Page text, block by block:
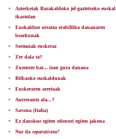
Azterketak Barakaldoko jel-gaztetxeko euskal
ikastolan
Euskaldun orratza erabilliko dauanaren
bearkunak
Sermoiak euskeraz
Zer dala ta?
Zuzentze bat... izan gura dauana
Bilbaoko euskaldunak
Euskeraren arerioak
Aurrerantz ala...?
Savona (Italia)
Ez dauskue egiten edonori egiten jakona
Nor da separatistea?